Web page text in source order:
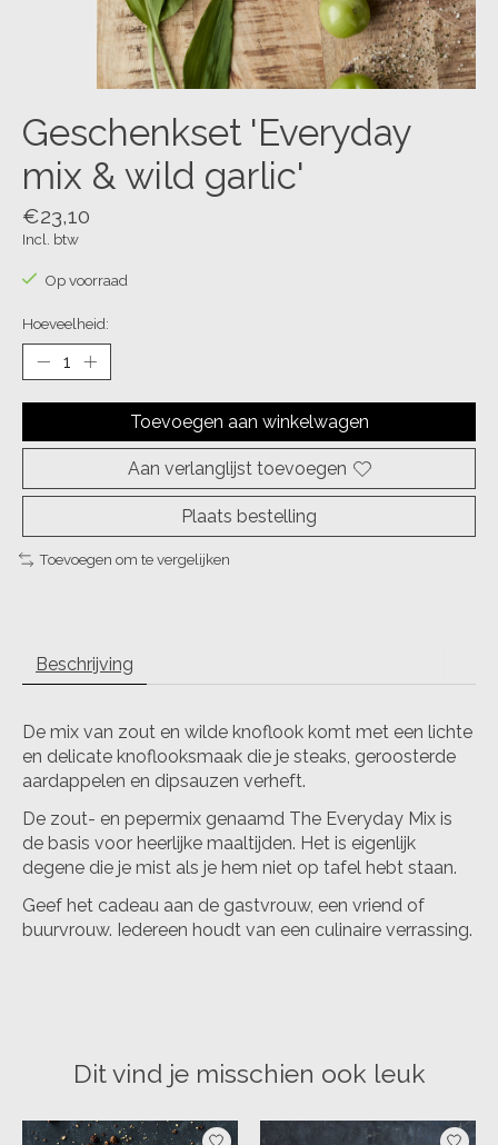
Geschenkset 'Everyday
mix & wild garlic'
€23,10
Incl. btw
Op voorraad
Hoeveelheid:
Toevoegen aan winkelwagen
Aan verlanglijst toevoegen
Plaats bestelling
Toevoegen om te vergelijken
Beschrijving
De mix van zout en wilde knoflook komt met een lichte
en delicate knoflooksmaak die je steaks, geroosterde
aardappelen en dipsauzen verheft.
De zout- en pepermix genaamd The Everyday Mix is
de basis voor heerlijke maaltijden. Het is eigenlijk
degene die je mist als je hem niet op tafel hebt staan.
Geef het cadeau aan de gastvrouw, een vriend of
buurvrouw. Iedereen houdt van een culinaire verrassing.
Dit vind je misschien ook leuk
Items van productcarrousel